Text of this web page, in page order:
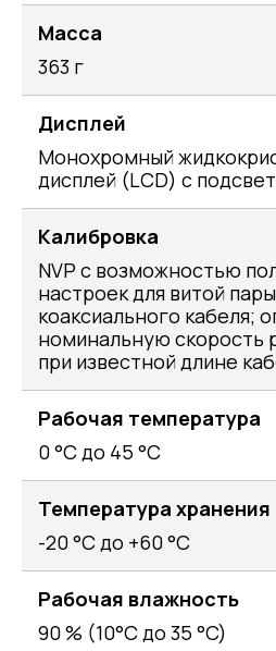
Масса
363 г
Дисплей
Монохромный
дисплей (LCD) с
Калибровка
NVP с возможностью
настроек для витой
коаксиального кабеля;
номинальную скорость
при известной длине
Рабочая температура
0 °C до 45 °C
Температура хранения
-20 °C до +60 °C
Рабочая влажность
90 % (10°C до 35 °C)